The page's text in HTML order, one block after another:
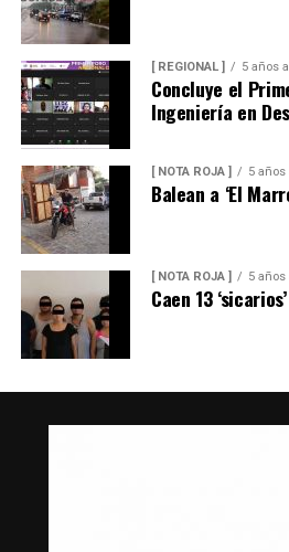
[ REGIONAL ] 5 años
Concluye el
Ingeniería en
[ NOTA ROJA ] 5 años
Balean a ‘El
[ NOTA ROJA ] 5 años
Caen 13